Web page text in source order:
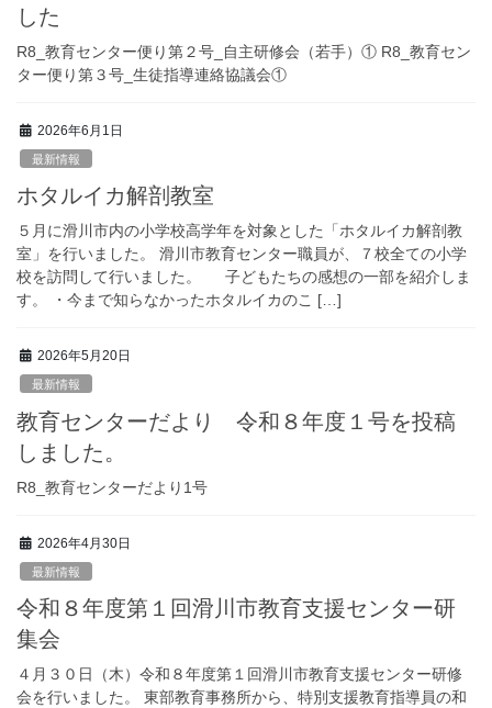
した
R8_教育センター便り第２号_自主研修会（若手）① R8_教育セン
ター便り第３号_生徒指導連絡協議会①
2026年6月1日
最新情報
ホタルイカ解剖教室
５月に滑川市内の小学校高学年を対象とした「ホタルイカ解剖教
室」を行いました。 滑川市教育センター職員が、７校全ての小学
校を訪問して行いました。 子どもたちの感想の一部を紹介しま
す。 ・今まで知らなかったホタルイカのこ […]
2026年5月20日
最新情報
教育センターだより 令和８年度１号を投稿
しました。
R8_教育センターだより1号
2026年4月30日
最新情報
令和８年度第１回滑川市教育支援センター研
集会
４月３０日（木）令和８年度第１回滑川市教育支援センター研修
会を行いました。 東部教育事務所から、特別支援教育指導員の和